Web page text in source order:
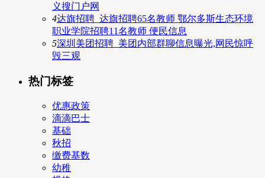
义搜门户网
4达旗招聘_达旗招聘65名教师 鄂尔多斯生态环境
职业学院招聘11名教师 便民信息
5深圳美团招聘_美团内部群聊信息曝光,网民惊呼
毁三观
热门标签
优惠政策
滴滴巴士
基础
秋招
缴费基数
幼稚